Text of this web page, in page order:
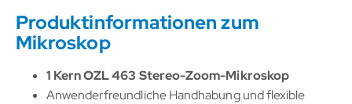
Produktinformationen zum
Mikroskop
1 Kern OZL 463 Stereo-Zoom-Mikroskop
Anwenderfreundliche Handhabung und flexible